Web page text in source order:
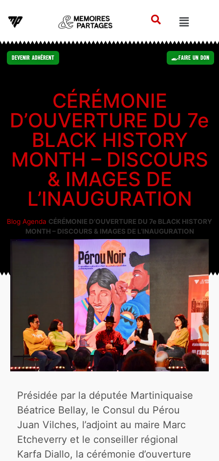
Devenir Adhérent Faire un Don
CÉRÉMONIE
D’OUVERTURE DU 7e
BLACK HISTORY
MONTH – DISCOURS
& IMAGES DE
L’INAUGURATION
Blog Agenda CÉRÉMONIE D’OUVERTURE DU 7e BLACK HISTORY
MONTH – DISCOURS & IMAGES DE L’INAUGURATION
Présidée par la députée Martiniquaise
Béatrice Bellay, le Consul du Pérou
Juan Vilches, l’adjoint au maire Marc
Etcheverry et le conseiller régional
Karfa Diallo, la cérémonie d’ouverture